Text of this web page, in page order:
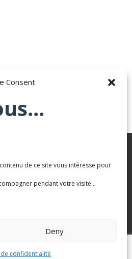
Consent
de ce site vous intéresse pour
pendant votre visite...
Deny
confidentialité
sportif